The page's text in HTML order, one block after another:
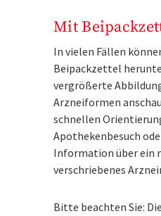
Mit
In vielen Fällen
Beipackzettel
vergrößerte
Arzneiformen
schnellen
Apothekenbesuch
Information über ein
verschriebenes
Bitte beachten Sie: